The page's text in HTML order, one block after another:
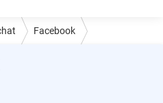
Facebook